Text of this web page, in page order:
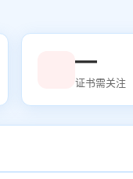
—
证书需关注